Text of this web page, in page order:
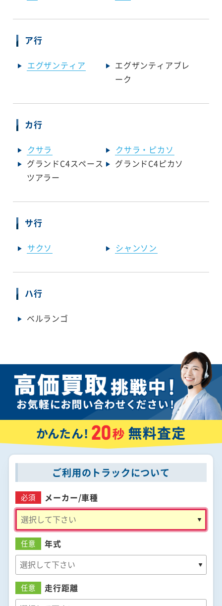
ア行
エグザンティア
エグザンティアブレ
ーク
カ行
クサラ
クサラ・ピカソ
グランドC4スペース
ツアラー
グランドC4ピカソ
サ行
サクソ シャンソン
ハ行
ベルランゴ
ご利用のトラックについて
必須 メーカー/車種
任意 年式
任意 走行距離